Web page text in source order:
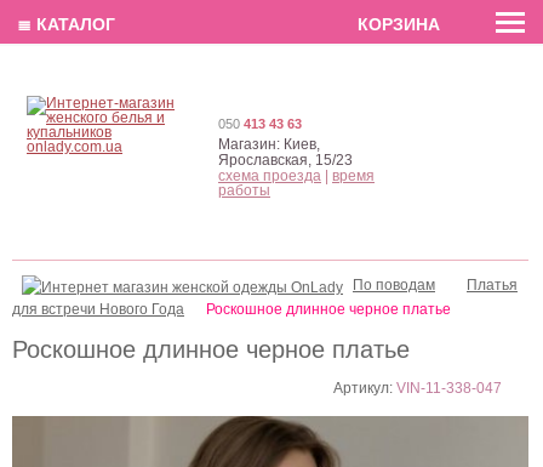
EN РУС
Роскошное длинное черное платье
Артикул:VIN-11-338-047
По поводам
Платья
для встречи Нового Года
Роскошное длинное черное платье
050 413 43 63
Магазин: Киев,
Ярославская, 15/23
схема проезда
время
работы
≣ КАТАЛОГ КОРЗИНА